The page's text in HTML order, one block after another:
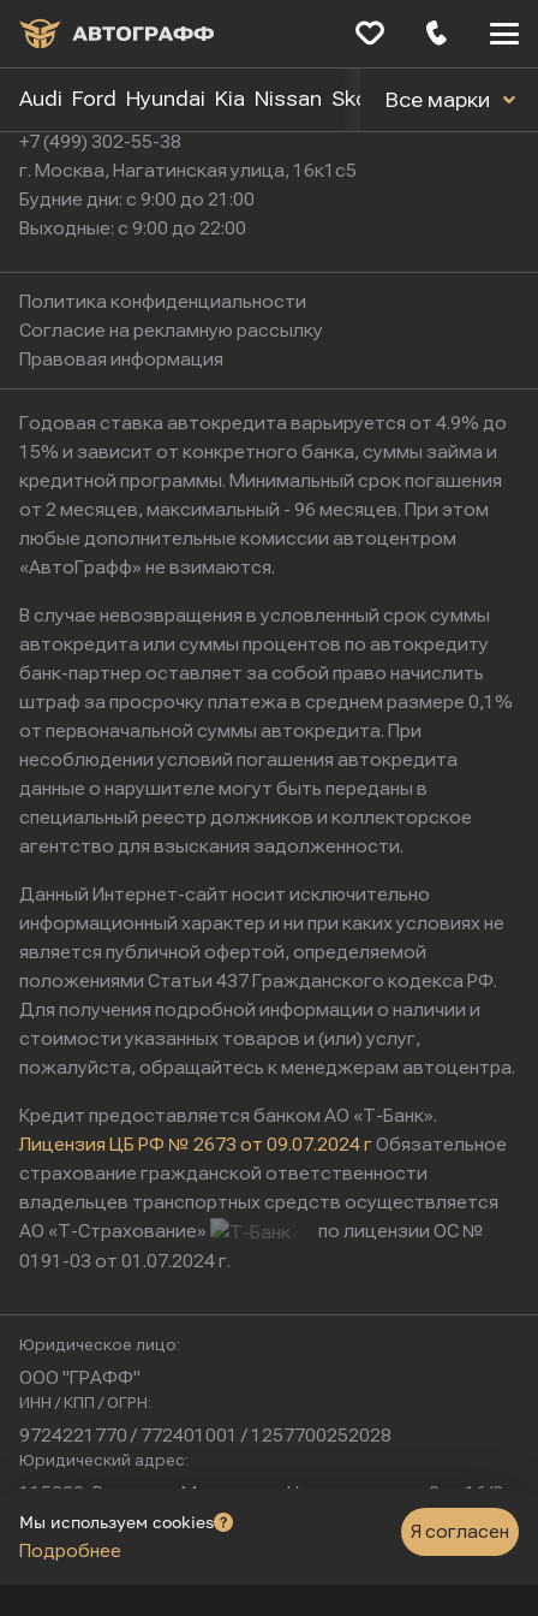
Audi Ford Hyundai Kia Nissan Skoda Toyota
Все марки
+7 (499) 302-55-38
г. Москва, Нагатинская улица, 16к1с5
Будние дни: с 9:00 до 21:00
Выходные: с 9:00 до 22:00
Политика конфиденциальности
Согласие на рекламную рассылку
Правовая информация
Годовая ставка автокредита варьируется от 4.9% до
15% и зависит от конкретного банка, суммы займа и
кредитной программы. Минимальный срок погашения
от 2 месяцев, максимальный - 96 месяцев. При этом
любые дополнительные комиссии автоцентром
«АвтоГрафф» не взимаются.
В случае невозвращения в условленный срок суммы
автокредита или суммы процентов по автокредиту
банк-партнер оставляет за собой право начислить
штраф за просрочку платежа в среднем размере 0,1%
от первоначальной суммы автокредита. При
несоблюдении условий погашения автокредита
данные о нарушителе могут быть переданы в
специальный реестр должников и коллекторское
агентство для взыскания задолженности.
Данный Интернет-сайт носит исключительно
информационный характер и ни при каких условиях не
является публичной офертой, определяемой
положениями Статьи 437 Гражданского кодекса РФ.
Для получения подробной информации о наличии и
стоимости указанных товаров и (или) услуг,
пожалуйста, обращайтесь к менеджерам автоцентра.
Кредит предоставляется банком АО «Т-Банк».
Лицензия ЦБ РФ № 2673 от 09.07.2024 гОбязательное
страхование гражданской ответственности
владельцев транспортных средств осуществляется
АО «Т-Страхование»
по лицензии ОС №
0191-03 от 01.07.2024 г.
Юридическое лицо:
ООО "ГРАФФ"
ИНН / КПП / ОГРН:
9724221770 / 772401001 / 1257700252028
Юридический адрес:
115230, Россия, г. Москва, ул. Нагатинская, д. 2, п. 16/2
Физический адрес:
г. Москва, Нагатинская улица, 16к1с5
Мы используем cookies
Подробнее
Я согласен